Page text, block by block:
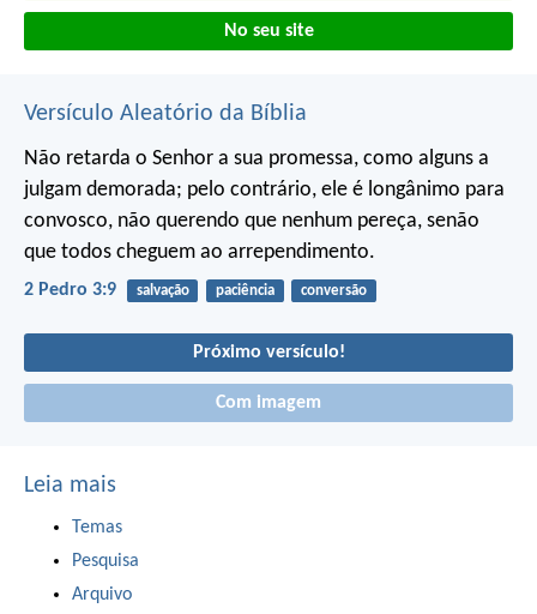
No seu site
Versículo Aleatório da Bíblia
Não retarda o Senhor a sua promessa, como alguns a
julgam demorada; pelo contrário, ele é longânimo para
convosco, não querendo que nenhum pereça, senão
que todos cheguem ao arrependimento.
2 Pedro 3:9 salvação paciência conversão
Próximo versículo!
Com imagem
Leia mais
Temas
Pesquisa
Arquivo